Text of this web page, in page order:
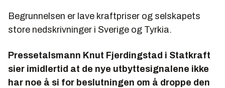
Begrunnelsen er lave kraftpriser og selskapets
store nedskrivninger i Sverige og Tyrkia.
Pressetalsmann Knut Fjerdingstad i Statkraft
sier imidlertid at de nye utbyttesignalene ikke
har noe å si for beslutningen om å droppe den